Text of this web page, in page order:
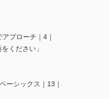
プローチ｜4｜
ください」
ーシックス｜13｜